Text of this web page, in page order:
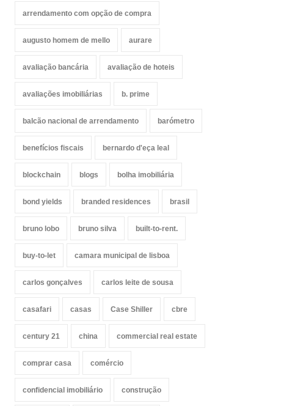
arrendamento com opção de compra
augusto homem de mello aurare
avaliação bancária avaliação de hoteis
avaliações imobiliárias b. prime
balcão nacional de arrendamento barómetro
benefícios fiscais bernardo d'eça leal
blockchain blogs bolha imobiliária
bond yields branded residences brasil
bruno lobo bruno silva built-to-rent.
buy-to-let camara municipal de lisboa
carlos gonçalves carlos leite de sousa
casafari casas Case Shiller cbre
century 21 china commercial real estate
comprar casa comércio
confidencial imobiliário construção